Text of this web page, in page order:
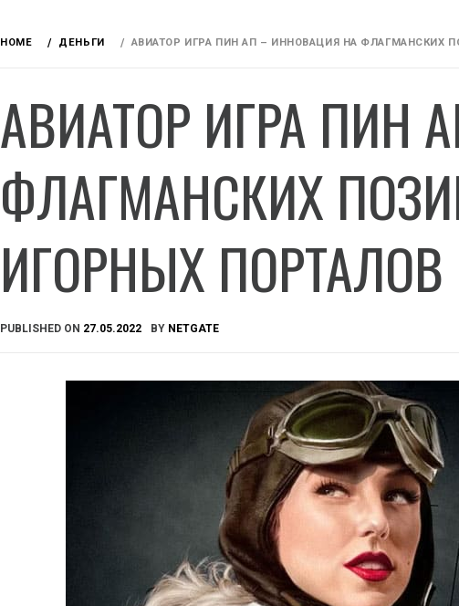
HOME ДЕНЬГИ АВИАТОР ИГРА ПИН АП – ИННОВАЦИЯ НА ФЛАГМАНСКИХ
АВИАТОР ИГРА ПИН
ФЛАГМАНСКИХ
ИГОРНЫХ ПОРТАЛОВ
PUBLISHED ON 27.05.2022 BY NETGATE